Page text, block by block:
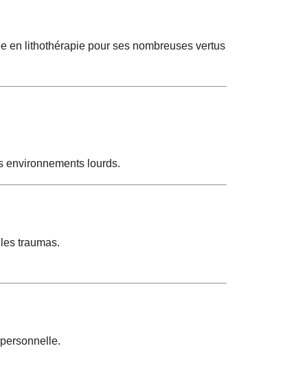
en lithothérapie pour ses nombreuses vertus
environnements lourds.
traumas.